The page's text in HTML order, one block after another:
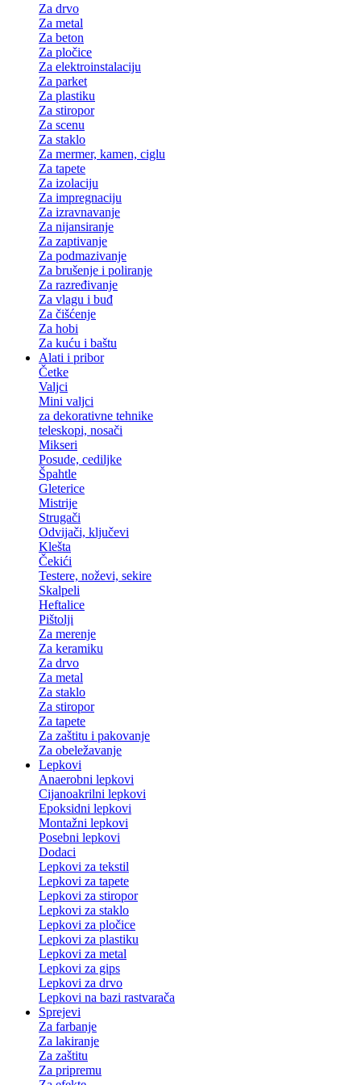
Za drvo
Za metal
Za beton
Za pločice
Za elektroinstalaciju
Za parket
Za plastiku
Za stiropor
Za scenu
Za staklo
Za mermer, kamen, ciglu
Za tapete
Za izolaciju
Za impregnaciju
Za izravnavanje
Za nijansiranje
Za zaptivanje
Za podmazivanje
Za brušenje i poliranje
Za razređivanje
Za vlagu i buđ
Za čišćenje
Za hobi
Za kuću i baštu
Alati i pribor
Četke
Valjci
Mini valjci
za dekorativne tehnike
teleskopi, nosači
Mikseri
Posude, cediljke
Špahtle
Gleterice
Mistrije
Strugači
Odvijači, ključevi
Klešta
Čekići
Testere, noževi, sekire
Skalpeli
Heftalice
Pištolji
Za merenje
Za keramiku
Za drvo
Za metal
Za staklo
Za stiropor
Za tapete
Za zaštitu i pakovanje
Za obeležavanje
Lepkovi
Anaerobni lepkovi
Cijanoakrilni lepkovi
Epoksidni lepkovi
Montažni lepkovi
Posebni lepkovi
Dodaci
Lepkovi za tekstil
Lepkovi za tapete
Lepkovi za stiropor
Lepkovi za staklo
Lepkovi za pločice
Lepkovi za plastiku
Lepkovi za metal
Lepkovi za gips
Lepkovi za drvo
Lepkovi na bazi rastvarača
Sprejevi
Za farbanje
Za lakiranje
Za zaštitu
Za pripremu